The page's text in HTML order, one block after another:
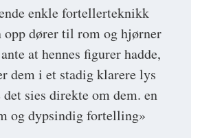
enkle fortellerteknikk
opp dører til rom og hjørner
at hennes figurer hadde,
dem i et stadig klarere lys
sies direkte om dem. en
og dypsindig fortelling»